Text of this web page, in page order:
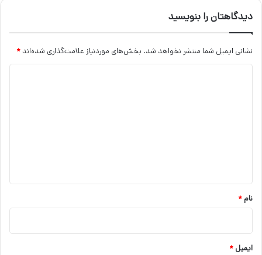
دیدگاهتان را بنویسید
نشانی ایمیل شما منتشر نخواهد شد. بخش‌های موردنیاز علامت‌گذاری شده‌اند *
نام *
ایمیل *